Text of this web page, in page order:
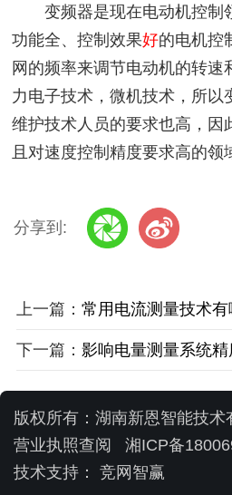
变频器是现在电动机控制
功能全、控制效果好的电机控
网的频率来调节电动机的转速
力电子技术，微机技术，所以
维护技术人员的要求也高，因
且对速度控制精度要求高的领
分享到:
上一篇： 常用电流测量技术有
下一篇： 影响电量测量系统
版权所有：湖南新恩智能技
营业执照查阅
湘ICP备
技术支持： 竞网智赢